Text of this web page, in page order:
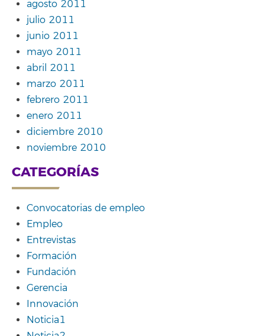
agosto 2011
julio 2011
junio 2011
mayo 2011
abril 2011
marzo 2011
febrero 2011
enero 2011
diciembre 2010
noviembre 2010
CATEGORÍAS
Convocatorias de empleo
Empleo
Entrevistas
Formación
Fundación
Gerencia
Innovación
Noticia1